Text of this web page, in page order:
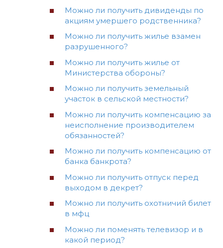
Можно ли получить дивиденды по
акциям умершего родственника?
Можно ли получить жилье взамен
разрушенного?
Можно ли получить жилье от
Министерства обороны?
Можно ли получить земельный
участок в сельской местности?
Можно ли получить компенсацию за
неисполнение производителем
обязанностей?
Можно ли получить компенсацию от
банка банкрота?
Можно ли получить отпуск перед
выходом в декрет?
Можно ли получить охотничий билет
в мфц
Можно ли поменять телевизор и в
какой период?